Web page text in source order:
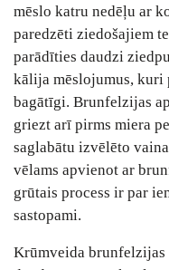
mēslo katru nedēļu ar
paredzēti ziedošajiem
parādīties daudzi
kālija mēslojumus,
bagātīgi. Brunfelzijas
griezt arī pirms miera
saglabātu izvēlēto
vēlams apvienot ar
grūtais process ir par
sastopami.
Krūmveida brunfelzijas